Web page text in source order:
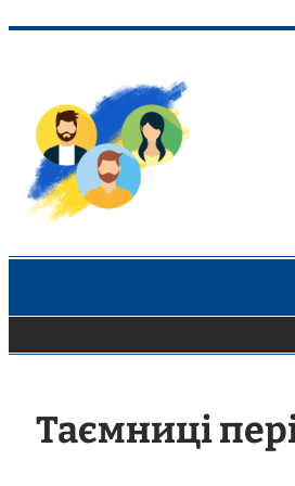
вмісту
Таємниці